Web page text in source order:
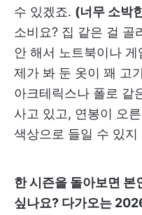
수 있겠죠. (너무 소박
소비요? 집 같은 걸 골
안 해서 노트북이나
제가 봐 둔 옷이 꽤 고
아크테릭스나 폴로 같
사고 있고, 연봉이 오
색상으로 들일 수 있지
한 시즌을 돌아보면 본
싶나요? 다가오는